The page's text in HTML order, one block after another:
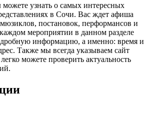
узнать о самых интересных
в Сочи. Вас ждет афиша
постановок, перформансов и
мероприятии в данном разделе
информацию, а именно: время и
Также мы всегда указываем сайт
можете проверить актуальность